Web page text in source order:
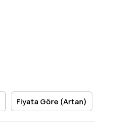
Fiyata Göre (Artan)